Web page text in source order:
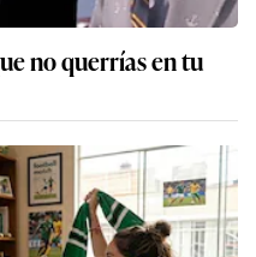
no querrías en tu